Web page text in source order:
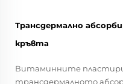
Трансдермално
кръвта
Витаминните
трансдермалното